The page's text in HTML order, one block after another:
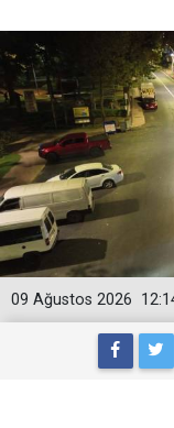
09 Ağustos 2026